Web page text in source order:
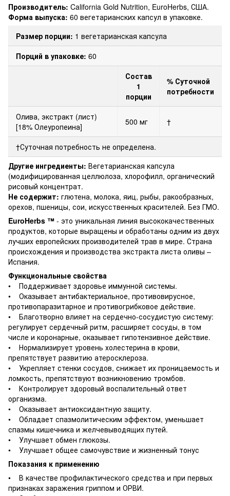
Производитель: California Gold Nutrition, EuroHerbs, США.
Форма выпуска: 60 вегетарианских капсул в упаковке.
Размер порции: 1 вегетарианская капсула
Порций в упаковке: 60
Состав
1
порции
% Суточной
потребности
Олива, экстракт (лист)
[18% Олеуропеина]
500 мг †
†Суточная потребность не определена.
Другие ингредиенты: Вегетарианская капсула
(модифицированная целлюлоза, хлорофилл, органический
рисовый концентрат.
Не содержит: глютена, молока, яиц, рыбы, ракообразных,
орехов, пшеницы, сои, искусственных красителей. Без ГМО.
EuroHerbs ™ - это уникальная линия высококачественных
продуктов, которые выращены и обработаны одним из двух
лучших европейских производителей трав в мире. Страна
происхождения и производства экстракта листа оливы –
Испания.
Функциональные свойства
• Поддерживает здоровье иммунной системы.
• Оказывает антибактериальное, противовирусное,
противопаразитарное и противогрибковое действие.
• Благотворно влияет на сердечно-сосудистую систему:
регулирует сердечный ритм, расширяет сосуды, в том
числе и коронарные, оказывает гипотензивное действие.
• Нормализирует уровень холестерина в крови,
препятствует развитию атеросклероза.
• Укрепляет стенки сосудов, снижает их проницаемость и
ломкость, препятствуют возникновению тромбов.
• Контролирует здоровый воспалительный ответ
организма.
• Оказывает антиоксидантную защиту.
• Обладает спазмолитическим эффектом, уменьшает
спазмы кишечника и желчевыводящих путей.
• Улучшает обмен глюкозы.
• Улучшает общее самочувствие и жизненный тонус
Показания к применению
• В качестве профилактического средства и при первых
признаках заражения гриппом и ОРВИ.